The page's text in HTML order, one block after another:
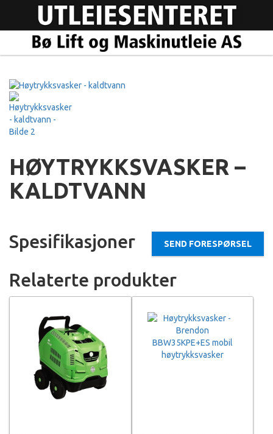
HØYTRYKKSVASKER –
KALDTVANN
Spesifikasjoner SEND FORESPØRSEL
Relaterte produkter